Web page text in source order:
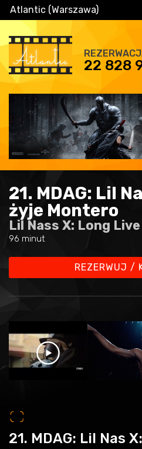
Atlantic (Warszawa)
22 828
21. MDAG: Lil
żyje Montero
Lil Nass X: Long
96 minut
REZERWUJ /
o
21. MDAG: Lil Nas